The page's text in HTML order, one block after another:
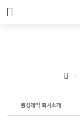
동성제약 회사소개